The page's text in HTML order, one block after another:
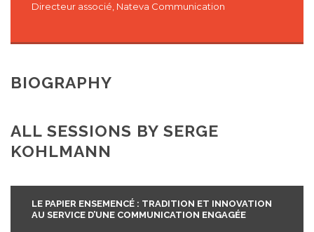
Directeur associé, Nateva Communication
BIOGRAPHY
ALL SESSIONS BY SERGE
KOHLMANN
LE PAPIER ENSEMENCÉ : TRADITION ET INNOVATION
AU SERVICE D’UNE COMMUNICATION ENGAGÉE